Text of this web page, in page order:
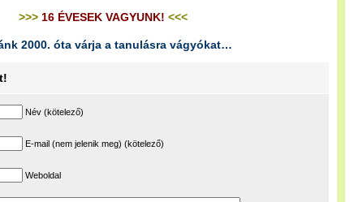
>>> 16 ÉVESEK VAGYUNK! <<<
2000. óta várja a tanulásra vágyókat…
Név (kötelező)
E-mail (nem jelenik meg) (kötelező)
Weboldal